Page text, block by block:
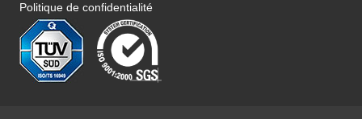
Politique de confidentialité